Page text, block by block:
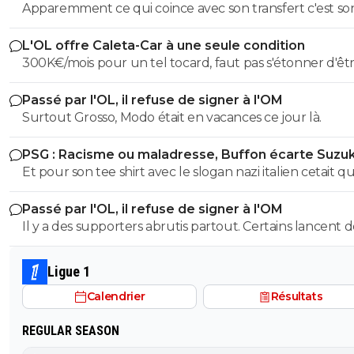
Apparemment ce qui coince avec son transfert c'est
salaire. S'il veut vraiment partir, il sait quoi faire.
L'OL offre Caleta-Car à une seule condition
300K€/mois pour un tel tocard, faut pas s'étonner
dans la merde.
Passé par l'OL, il refuse de signer à l'OM
Surtout Grosso, Modo était en vacances ce jour là.
PSG : Racisme ou maladresse, Buffon écarte
Et pour son tee shirt avec le slogan nazi italien cetait
Je parle pas du maillot 88 la espece de trouduc les
comme toi faut les insulter a chaque phrase.. donc sa
elle etait pas douteuse tu l'analyse comment ??
fine expertise de grand guignol
Passé par l'OL, il refuse de signer à l'OM
Il y a des supporters abrutis partout. Certains lancent
pierres sur un bus, d'autres font bruler un bus à un
d'autres font des saluts nazis et des cris de singes,
encore attaques des familles car ils ont le maillot du
qu'ils reçoivent, d'autres prennent d'assaut un huber
Ligue 1
Calendrier Résultats
REGULAR SEASON